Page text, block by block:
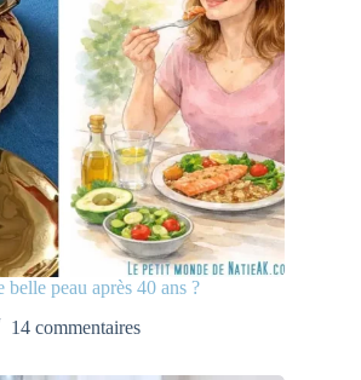
peau après 40 ans ?
14 commentaires